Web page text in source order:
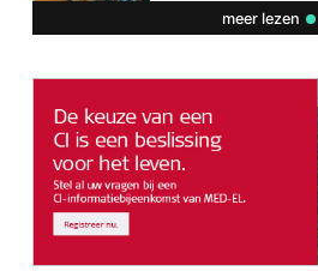
meer lezen